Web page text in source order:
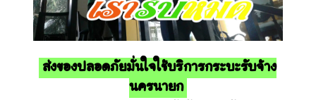
ส่งของปลอดภัยมั่นใจใช้บริการกระบะรับจ้าง
นครนายก